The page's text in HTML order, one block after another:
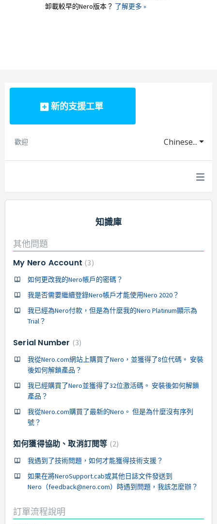
卸載較早的Nero版本？ 了解更多 »
新的支援工單
Chinese...
歡迎
知識庫
其他問題
My Nero Account 3
如何更改我的Nero帳戶的密碼？
我是否需要繼續登錄Nero帳戶才能使用Nero 2020？
我已經為Nero付款，但是為什麼我的Nero Platinum顯示為
Trial？
Serial Number 3
我從Nero.com網站上購買了Nero，並獲得了8位代碼。 安裝
後如何解鎖產品？
我已經購買了Nero並獲得了32位激活碼。 安裝後如何解鎖
產品？
我從Nero.com購買了最新的Nero。 但是為什麼沒有序列
號？
如何獲得協助、取消訂閱等 2
我遇到了技術問題，如何才能獲得技術支援？
如果在將NeroSupport.cab或其他日誌文件發送到
Nero（feedback@nero.com）時遇到問題，我該怎麼辦？
訂單流程說明